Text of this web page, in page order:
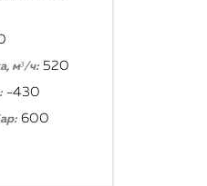
м³/ч: 520
-430
600